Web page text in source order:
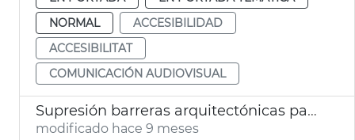
NORMAL
ACCESIBILIDAD
ACCESIBILITAT
COMUNICACIÓN AUDIOVISUAL
Supresión barreras arquitectónicas paso de peatones València
modificado hace 9 meses